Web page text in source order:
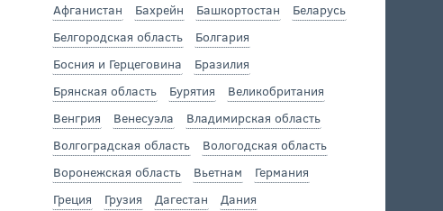
Афганистан
Бахрейн Башкортостан
Беларусь
Белгородская область
Болгария
Босния и Герцеговина
Бразилия
Брянская область
Бурятия
Великобритания
Венгрия
Венесуэла
Владимирская область
Волгоградская область
Вологодская область
Воронежская область
Вьетнам
Германия
Греция
Грузия Дагестан
Дания